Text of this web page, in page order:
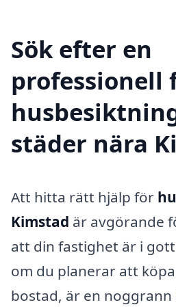
Sök efter en
professionell
städer nära
Att hitta rätt hjälp för
Kimstad är avgörande
att din fastighet är i
om du planerar att
bostad, är en